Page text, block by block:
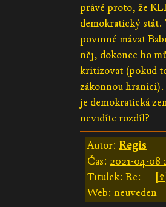
právě proto, že
demokratický
povinné mávat
něj, dokonce ho
kritizovat (pokud
zákonnou
je demokratická
nevidíte rozdíl?
Autor:Regis
Čas: 2021-04-08
Titulek: Re:
[↑]
Web: neuveden